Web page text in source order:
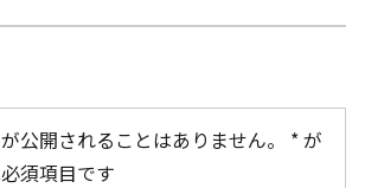
公開されることはありません。
*が
須項目です